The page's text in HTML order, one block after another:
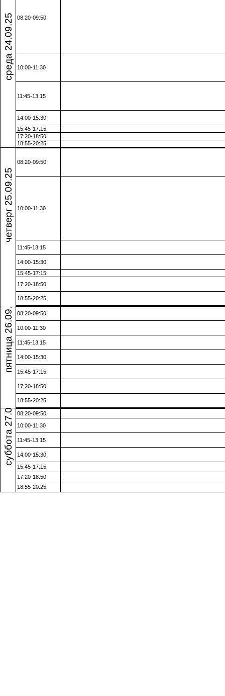
среда 24.09.25 08:20-09:50
10:00-11:30
11:45-13:15
14:00-15:30
15:45-17:15
17:20-18:50
18:55-20:25
четверг 25.09.25
08:20-09:50
10:00-11:30
11:45-13:15
14:00-15:30
15:45-17:15
17:20-18:50
18:55-20:25
пятница 26.09.25 08:20-09:50
10:00-11:30
11:45-13:15
14:00-15:30
15:45-17:15
17:20-18:50
18:55-20:25
суббота 27.09.25 08:20-09:50
10:00-11:30
11:45-13:15
14:00-15:30
15:45-17:15
17:20-18:50
18:55-20:25